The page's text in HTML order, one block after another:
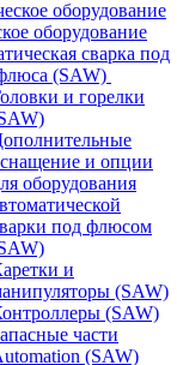
оборудование
сварка под
(SAW)
и горелки
и опции
оборудования
под флюсом
и
(SAW)
(SAW)
части
(SAW)